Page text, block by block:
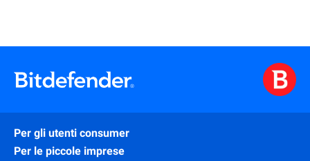
Per gli utenti consumer
Per le piccole imprese